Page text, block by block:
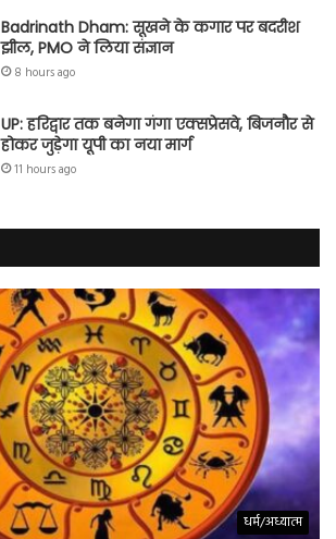
Badrinath Dham: सूखने के कगार पर बदरीश
झील, PMO ने लिया संज्ञान
8 hours ago
UP: हरिद्वार तक बनेगा गंगा एक्सप्रेसवे, बिजनौर से
होकर जुड़ेगा यूपी का नया मार्ग
11 hours ago
धर्म/अध्यात्म